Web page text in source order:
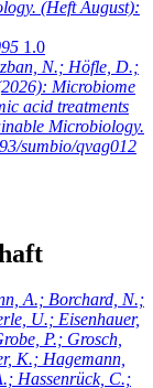
(Heft August):
1.0
N.; Höfle, D.;
Microbiome
acid treatments
Microbiology.
sumbio/qvag012
A.; Borchard, N.;
U.; Eisenhauer,
P.; Grosch,
K.; Hagemann,
Hassenrück, C.;